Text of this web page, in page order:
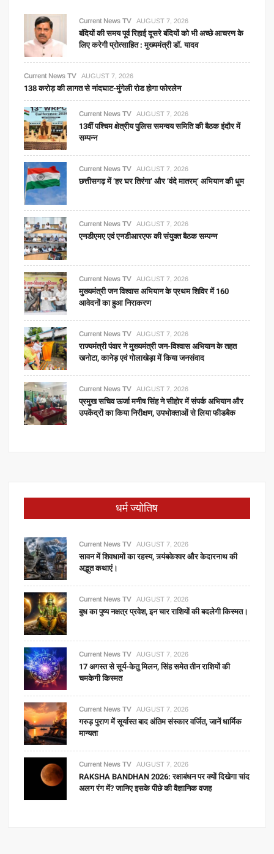
Current News TV AUGUST 7, 2026
बंदियों की समय पूर्व रिहाई दूसरे बंदियों को भी अच्छे आचरण के
लिए करेगी प्रोत्साहित : मुख्यमंत्री डॉ. यादव
Current News TV AUGUST 7, 2026
138 करोड़ की लागत से नांदघाट-मुंगेली रोड होगा फोरलेन
Current News TV AUGUST 7, 2026
13वीं पश्चिम क्षेत्रीय पुलिस समन्वय समिति की बैठक इंदौर में
सम्पन्न
Current News TV AUGUST 7, 2026
छत्तीसगढ़ में ‘हर घर तिरंगा’ और ‘वंदे मातरम्’ अभियान की धूम
Current News TV AUGUST 7, 2026
एनडीएमए एवं एनडीआरएफ की संयुक्त बैठक सम्पन्न
Current News TV AUGUST 7, 2026
मुख्यमंत्री जन विश्वास अभियान के प्रथम शिविर में 160
आवेदनों का हुआ निराकरण
Current News TV AUGUST 7, 2026
राज्यमंत्री पंवार ने मुख्यमंत्री जन-विश्वास अभियान के तहत
खनोटा, कानेड़ एवं गोलाखेड़ा में किया जनसंवाद
Current News TV AUGUST 7, 2026
प्रमुख सचिव ऊर्जा मनीष सिंह ने सीहोर में संपर्क अभियान और
उपकेंद्रों का किया निरीक्षण, उपभोक्ताओं से लिया फीडबैक
धर्म ज्योतिष
Current News TV AUGUST 7, 2026
सावन में शिवधामों का रहस्य, त्र्यंबकेश्वर और केदारनाथ की
अद्भुत कथाएं।
Current News TV AUGUST 7, 2026
बुध का पुष्य नक्षत्र प्रवेश, इन चार राशियों की बदलेगी किस्मत।
Current News TV AUGUST 7, 2026
17 अगस्त से सूर्य-केतु मिलन, सिंह समेत तीन राशियों की
चमकेगी किस्मत
Current News TV AUGUST 7, 2026
गरुड़ पुराण में सूर्यास्त बाद अंतिम संस्कार वर्जित, जानें धार्मिक
मान्यता
Current News TV AUGUST 7, 2026
RAKSHA BANDHAN 2026: रक्षाबंधन पर क्यों दिखेगा चांद
अलग रंग में? जानिए इसके पीछे की वैज्ञानिक वजह